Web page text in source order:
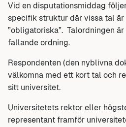
Vid en disputationsmiddag
specifik struktur där vissa tal
”obligatoriska”. Talordningen
fallande ordning.
Respondenten (den nyblivna
välkomna med ett kort tal och
sitt universitet.
Universitetets rektor eller
representant framför